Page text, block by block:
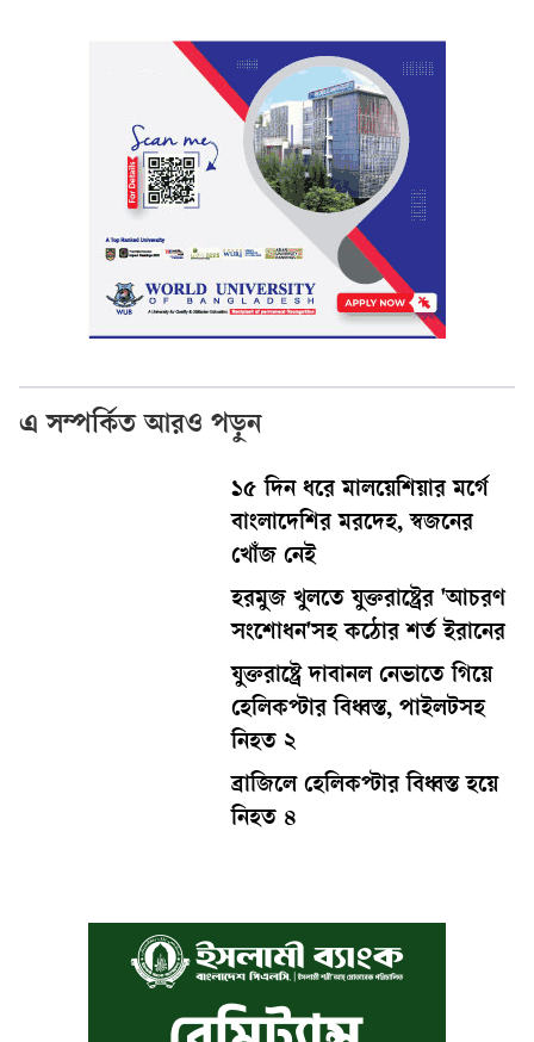
এ সম্পর্কিত আরও পড়ুন
১৫ দিন ধরে মালয়েশিয়ার মর্গে
বাংলাদেশির মরদেহ, স্বজনের
খোঁজ নেই
হরমুজ খুলতে যুক্তরাষ্ট্রের 'আচরণ
সংশোধন'সহ কঠোর শর্ত ইরানের
যুক্তরাষ্ট্রে দাবানল নেভাতে গিয়ে
হেলিকপ্টার বিধ্বস্ত, পাইলটসহ
নিহত ২
ব্রাজিলে হেলিকপ্টার বিধ্বস্ত হয়ে
নিহত ৪